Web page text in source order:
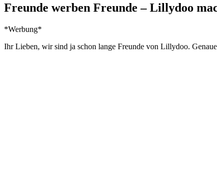
Freunde werben Freunde – Lillydoo
*Werbung*
Ihr Lieben, wir sind ja schon lange Freunde von Lillydoo.